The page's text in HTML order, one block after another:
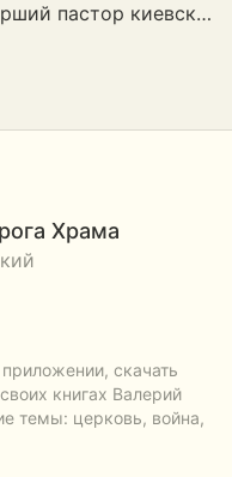
пастор киевск…
Храма
скачать
книгах Валерий
темы: церковь, война,